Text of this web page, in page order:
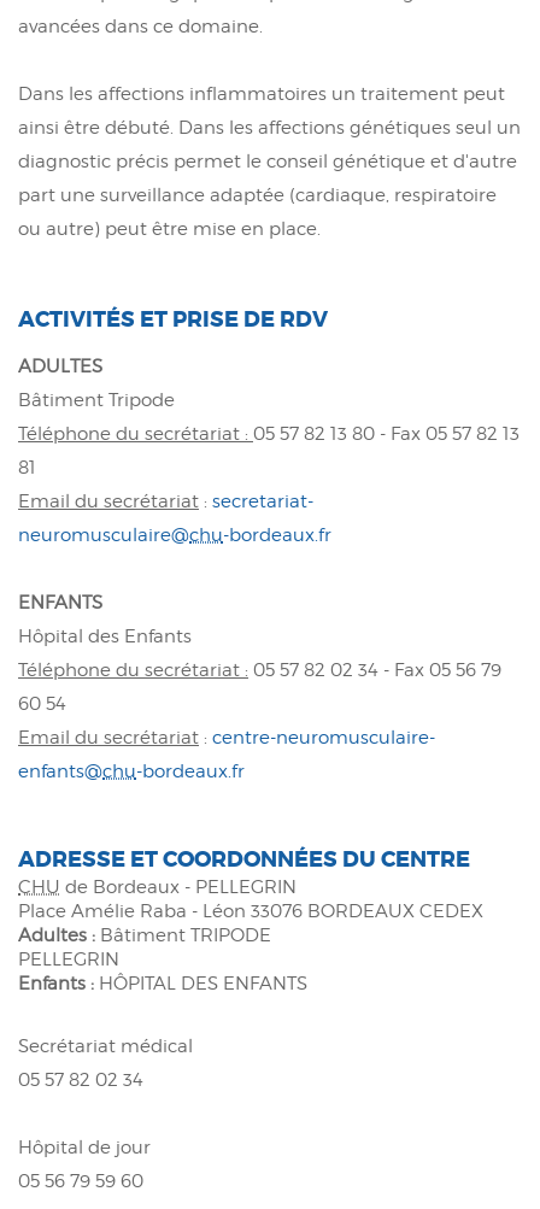
avancées dans ce domaine.
Dans les affections inflammatoires un traitement peut
ainsi être débuté. Dans les affections génétiques seul un
diagnostic précis permet le conseil génétique et d'autre
part une surveillance adaptée (cardiaque, respiratoire
ou autre) peut être mise en place.
ACTIVITÉS ET PRISE DE RDV
ADULTES
Bâtiment Tripode
Téléphone du secrétariat : 05 57 82 13 80 - Fax 05 57 82 13
81
Email du secrétariat : secretariat-
neuromusculaire@chu-bordeaux.fr
ENFANTS
Hôpital des Enfants
Téléphone du secrétariat : 05 57 82 02 34 - Fax 05 56 79
60 54
Email du secrétariat : centre-neuromusculaire-
enfants@chu-bordeaux.fr
ADRESSE ET COORDONNÉES DU CENTRE
CHU de Bordeaux - PELLEGRIN
Place Amélie Raba - Léon 33076 BORDEAUX CEDEX
Adultes : Bâtiment TRIPODE
PELLEGRIN
Enfants : HÔPITAL DES ENFANTS
Secrétariat médical
05 57 82 02 34
Hôpital de jour
05 56 79 59 60